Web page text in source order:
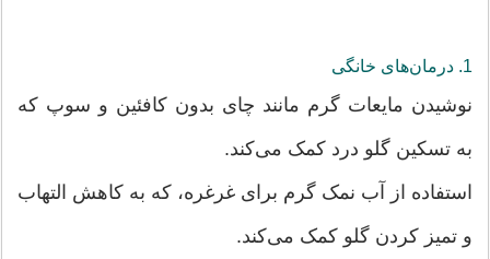
1. درمان‌های خانگی
نوشیدن مایعات گرم مانند چای بدون کافئین و سوپ که
به تسکین گلو درد کمک می‌کند.
استفاده از آب نمک گرم برای غرغره، که به کاهش التهاب
و تمیز کردن گلو کمک می‌کند.